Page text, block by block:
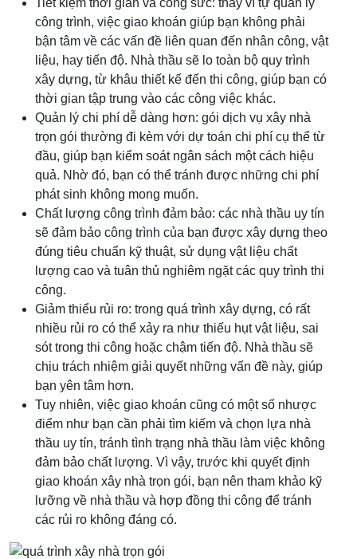
công trình, việc giao khoán giúp bạn không phải
bận tâm về các vấn đề liên quan đến nhân công, vật
liệu, hay tiến độ. Nhà thầu sẽ lo toàn bộ quy trình
xây dựng, từ khâu thiết kế đến thi công, giúp bạn có
thời gian tập trung vào các công việc khác.
Quản lý chi phí dễ dàng hơn: gói dịch vụ xây nhà
trọn gói thường đi kèm với dự toán chi phí cụ thể từ
đầu, giúp bạn kiểm soát ngân sách một cách hiệu
quả. Nhờ đó, bạn có thể tránh được những chi phí
phát sinh không mong muốn.
Chất lượng công trình đảm bảo: các nhà thầu uy tín
sẽ đảm bảo công trình của bạn được xây dựng theo
đúng tiêu chuẩn kỹ thuật, sử dụng vật liệu chất
lượng cao và tuân thủ nghiêm ngặt các quy trình thi
công.
Giảm thiểu rủi ro: trong quá trình xây dựng, có rất
nhiều rủi ro có thể xảy ra như thiếu hụt vật liệu, sai
sót trong thi công hoặc chậm tiến độ. Nhà thầu sẽ
chịu trách nhiệm giải quyết những vấn đề này, giúp
bạn yên tâm hơn.
Tuy nhiên, việc giao khoán cũng có một số nhược
điểm như bạn cần phải tìm kiếm và chọn lựa nhà
thầu uy tín, tránh tình trạng nhà thầu làm việc không
đảm bảo chất lượng. Vì vậy, trước khi quyết định
giao khoán xây nhà trọn gói, bạn nên tham khảo kỹ
lưỡng về nhà thầu và hợp đồng thi công để tránh
các rủi ro không đáng có.